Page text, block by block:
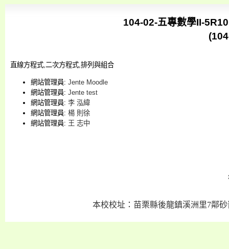
104-02-五專數學II-
直線方程式,二次方程式,排列與組合
網站管理員: Jente Moodle
網站管理員: Jente test
網站管理員: 李 泓緯
網站管理員: 楊 則徐
網站管理員: 王 志中
本校校址：苗栗縣後龍鎮溪洲里7鄰砂